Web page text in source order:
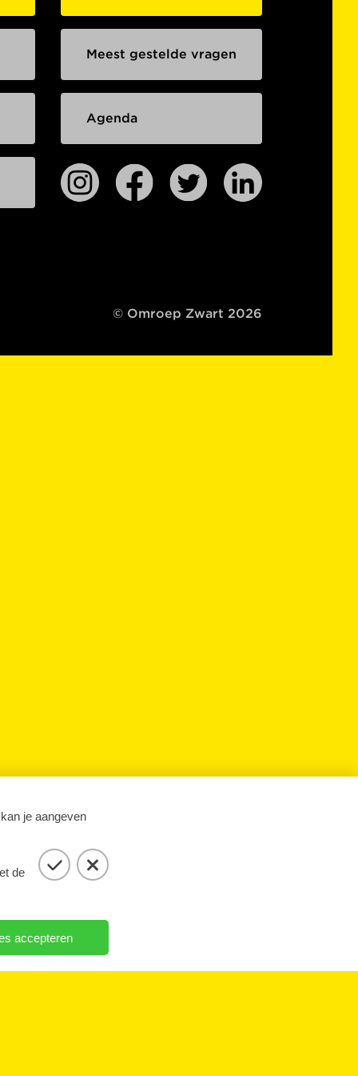
Meest gestelde vragen
Agenda
© Omroep Zwart 2026